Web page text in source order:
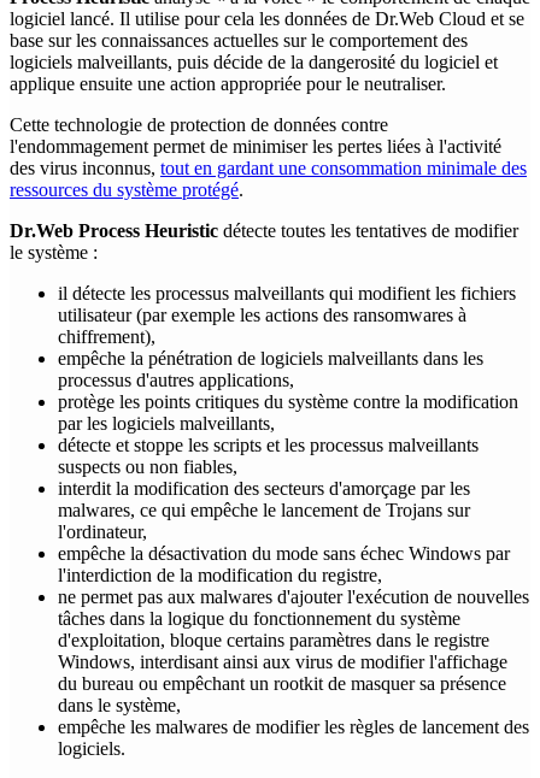
logiciel lancé. Il utilise pour cela les données de Dr.Web Cloud et se
base sur les connaissances actuelles sur le comportement des
logiciels malveillants, puis décide de la dangerosité du logiciel et
applique ensuite une action appropriée pour le neutraliser.
Cette technologie de protection de données contre
l'endommagement permet de minimiser les pertes liées à l'activité
des virus inconnus, tout en gardant une consommation minimale des
ressources du système protégé.
Dr.Web Process Heuristic détecte toutes les tentatives de modifier
le système :
il détecte les processus malveillants qui modifient les fichiers
utilisateur (par exemple les actions des ransomwares à
chiffrement),
empêche la pénétration de logiciels malveillants dans les
processus d'autres applications,
protège les points critiques du système contre la modification
par les logiciels malveillants,
détecte et stoppe les scripts et les processus malveillants
suspects ou non fiables,
interdit la modification des secteurs d'amorçage par les
malwares, ce qui empêche le lancement de Trojans sur
l'ordinateur,
empêche la désactivation du mode sans échec Windows par
l'interdiction de la modification du registre,
ne permet pas aux malwares d'ajouter l'exécution de nouvelles
tâches dans la logique du fonctionnement du système
d'exploitation, bloque certains paramètres dans le registre
Windows, interdisant ainsi aux virus de modifier l'affichage
du bureau ou empêchant un rootkit de masquer sa présence
dans le système,
empêche les malwares de modifier les règles de lancement des
logiciels.